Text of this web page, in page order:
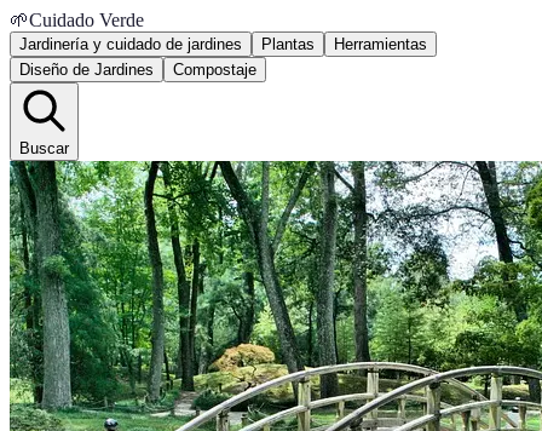
🌱Cuidado Verde
Jardinería y cuidado de jardines Plantas
Herramientas
Diseño de Jardines
Compostaje
Buscar